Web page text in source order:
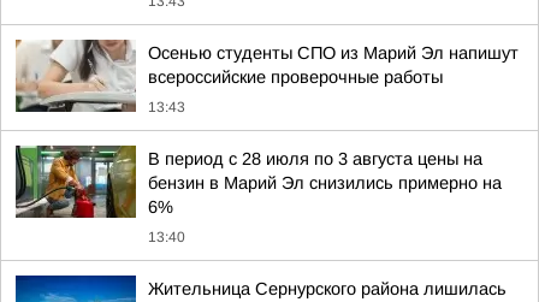
Осенью студенты СПО из Марий Эл напишут
всероссийские проверочные работы
13:43
В период с 28 июля по 3 августа цены на
бензин в Марий Эл снизились примерно на
6%
13:40
Жительница Сернурского района лишилась